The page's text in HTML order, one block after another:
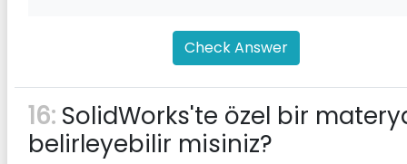
Check Answer
16: SolidWorks'te özel bir
belirleyebilir misiniz?